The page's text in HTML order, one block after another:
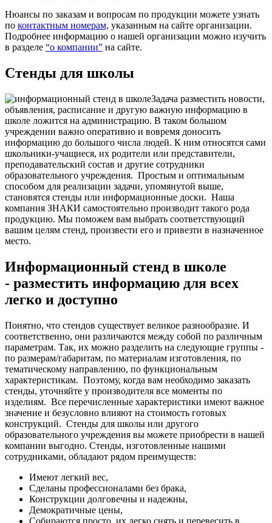
Нюансы по заказам и вопросам по продукции можете узнать
по контактным номерам, указанным на сайте организации.
Подробнее информацию о нашей организации можно изучить
в разделе “о компании” на сайте.
Стенды для школы
Задача разместить новости,
объявления, расписание и другую важную информацию в
школе ложится на администрацию. В таком большом
учреждении важно оперативно и вовремя доносить
информацию до большого числа людей. К ним относятся сами
школьники-учащиеся, их родители или представители,
преподавательский состав и другие сотрудники
образовательного учреждения. Простым и оптимальным
способом для реализации задачи, упомянутой выше,
становятся стенды или информационные доски. Наша
компания ЗНАКИ самостоятельно производит такого рода
продукцию. Мы поможем вам выбрать соответствующий
вашим целям стенд, произвести его и привезти в назначенное
место.
Информационный стенд в школе
- разместить информацию для всех
легко и доступно
Понятно, что стендов существует великое разнообразие. И
соответственно, они различаются между собой по различным
параметрам. Так, их можно разделить на следующие группы -
по размерам/габаритам, по материалам изготовления, по
тематическому направлению, по функциональным
характеристикам. Поэтому, когда вам необходимо заказать
стенды, уточняйте у производителя все моменты по
изделиям. Все перечисленные характеристики имеют важное
значение и безусловно влияют на стоимость готовых
конструкций. Стенды для школы или другого
образовательного учреждения вы можете приобрести в нашей
компании выгодно. Стенды, изготовленные нашими
сотрудниками, обладают рядом преимуществ:
Имеют легкий вес,
Сделаны профессионалами без брака,
Конструкции долговечны и надежны,
Демократичные цены,
Собираются просто, их легко снять и перевесить в